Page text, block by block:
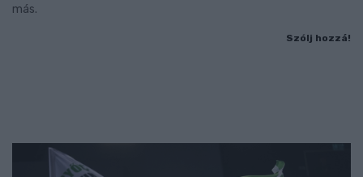
más.
Szólj hozzá!